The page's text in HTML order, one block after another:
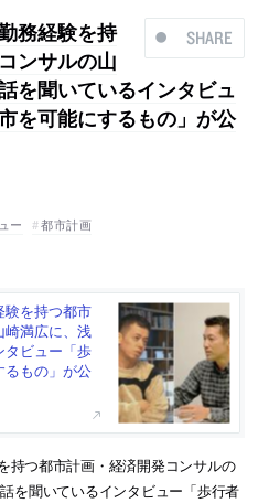
SHARE
務経験を持
ンサルの山
を聞いているインタビュ
を可能にするもの」が公
ー 都市計画
験を持つ都市
崎満広に、浅
タビュー「歩
るもの」が公
持つ都市計画・経済開発コンサルの
を聞いているインタビュー「歩行者